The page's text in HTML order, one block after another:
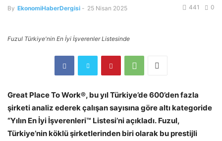
By EkonomiHaberDergisi - 25 Nisan 2025 0
441
Fuzul Türkiye'nin En İyi İşverenler Listesinde
Great Place To Work®, bu yıl Türkiye’de 600’den fazla
şirketi analiz ederek çalışan sayısına göre altı kategoride
“Yılın En İyi İşverenleri™ Listesi’ni açıkladı. Fuzul,
Türkiye’nin köklü şirketlerinden biri olarak bu prestijli